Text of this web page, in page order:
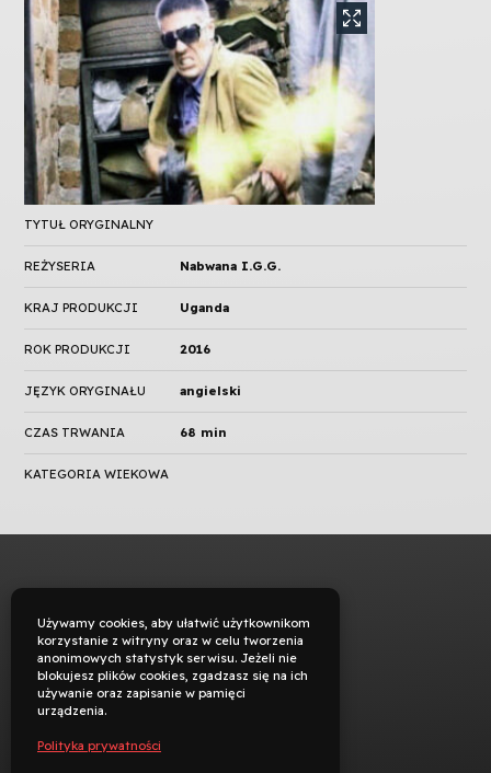
TYTUŁ ORYGINALNY
REŻYSERIA Nabwana I.G.G.
KRAJ PRODUKCJI Uganda
ROK PRODUKCJI 2016
JĘZYK ORYGINAŁU angielski
CZAS TRWANIA 68 min
KATEGORIA WIEKOWA
Używamy cookies, aby ułatwić użytkownikom
korzystanie z witryny oraz w celu tworzenia
anonimowych statystyk serwisu. Jeżeli nie
blokujesz plików cookies, zgadzasz się na ich
używanie oraz zapisanie w pamięci
urządzenia.
Polityka prywatności